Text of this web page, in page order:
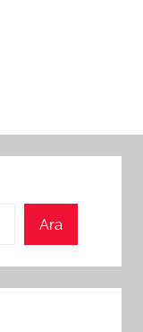
Ara